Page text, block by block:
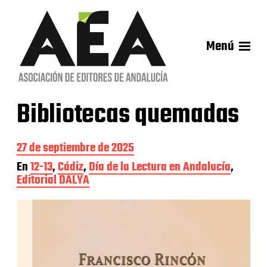
Menú
Bibliotecas quemadas
F
e
c
h
a
27 de septiembre de 2025
En12-13,Cádiz,Día de la Lectura en Andalucía,
Editorial DALYA